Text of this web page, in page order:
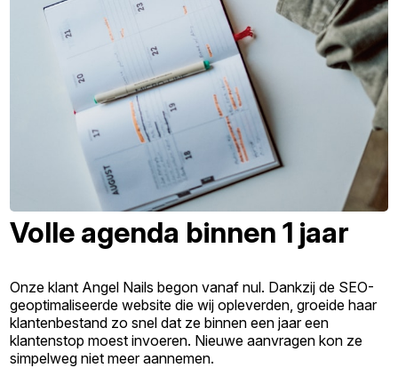
Volle agenda binnen 1 jaar
Onze klant Angel Nails begon vanaf nul. Dankzij de SEO-
geoptimaliseerde website die wij opleverden, groeide haar
klantenbestand zo snel dat ze binnen een jaar een
klantenstop moest invoeren. Nieuwe aanvragen kon ze
simpelweg niet meer aannemen.